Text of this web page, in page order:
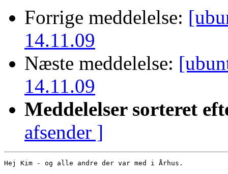
Forrige meddelelse:
14.11.09
Næste meddelelse:
14.11.09
Meddelelser sorteret
afsender ]
Hej Kim - og alle andre der var med i Århus.